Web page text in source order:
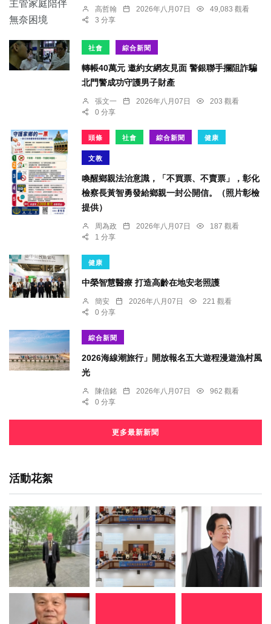
高哲翰 2026年八月07日
49,083 觀看
3 分享
社會 綜合新聞
轉帳40萬元 邀約女網友見面 警銀聯手攔阻詐騙
北門警成功守護男子財產
張文一 2026年八月07日
203 觀看
0 分享
頭條 社會 綜合新聞 健康
文教
喚醒鄉親法治意識，「不買票、不賣票」，彰化
檢察長黃智勇發給鄉親一封公開信。（照片彰檢
提供）
周為政 2026年八月07日
187 觀看
1 分享
健康
中榮智慧醫療 打造高齡在地安老照護
簡安 2026年八月07日
221 觀看
0 分享
綜合新聞
2026海線潮旅行」開放報名五大遊程漫遊漁村風
光
陳信銘 2026年八月07日
962 觀看
0 分享
更多最新新聞
活動花絮